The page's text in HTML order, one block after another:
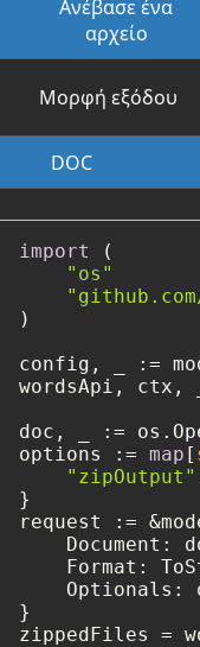
Ανέβασε ένα
αρχείο
Μορφή εξόδου
import
(
"os"
)
config, _ :=
wordsApi, ctx,
doc, _ :=
options := map [
"zipOutput"
}
request :=
Document:
Format:
Optionals:
}
zippedFiles =